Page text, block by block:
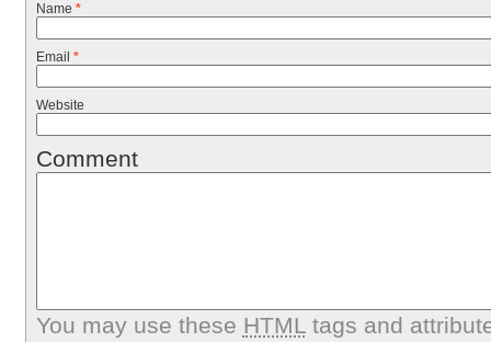
Name *
Email *
Website
Comment
You may use these HTMLtags and